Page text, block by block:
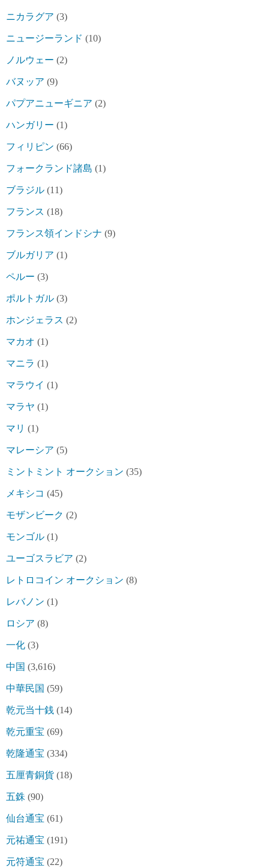
ニカラグア (3)
ニュージーランド (10)
ノルウェー (2)
バヌッア (9)
パプアニューギニア (2)
ハンガリー (1)
フィリピン (66)
フォークランド諸島 (1)
ブラジル (11)
フランス (18)
フランス領インドシナ (9)
ブルガリア (1)
ペルー (3)
ポルトガル (3)
ホンジェラス (2)
マカオ (1)
マニラ (1)
マラウイ (1)
マラヤ (1)
マリ (1)
マレーシア (5)
ミントミント オークション (35)
メキシコ (45)
モザンビーク (2)
モンゴル (1)
ユーゴスラビア (2)
レトロコイン オークション (8)
レバノン (1)
ロシア (8)
一化 (3)
中国 (3,616)
中華民国 (59)
乾元当十銭 (14)
乾元重宝 (69)
乾隆通宝 (334)
五厘青銅貨 (18)
五銖 (90)
仙台通宝 (61)
元祐通宝 (191)
元符通宝 (22)